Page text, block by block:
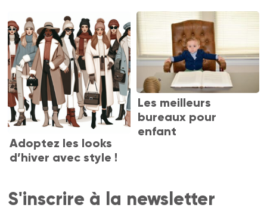
Adoptez les looks
d’hiver avec style !
Les meilleurs
bureaux pour
enfant
S'inscrire à la newsletter